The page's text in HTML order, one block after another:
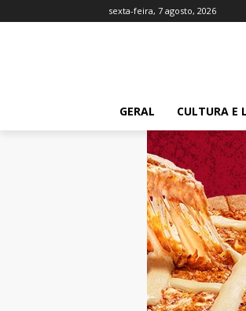
sexta-feira, 7 agosto, 2026
GERAL CULTURA E